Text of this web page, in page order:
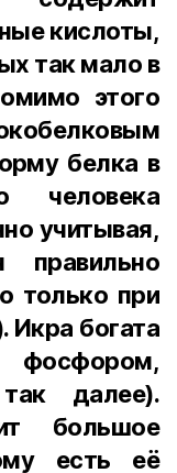
кислоты,
так мало в
этого
белка в
человека
учитывая,
только при
Икра богата
далее).
большое
есть её